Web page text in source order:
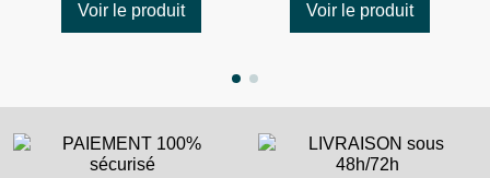
Voir le produit Voir le produit